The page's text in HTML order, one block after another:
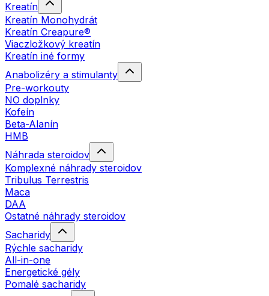
Kreatín
Kreatín Monohydrát
Kreatín Creapure®
Viaczložkový kreatín
Kreatín iné formy
Anabolizéry a stimulanty
Pre-workouty
NO doplnky
Kofeín
Beta-Alanín
HMB
Náhrada steroidov
Komplexné náhrady steroidov
Tribulus Terrestris
Maca
DAA
Ostatné náhrady steroidov
Sacharidy
Rýchle sacharidy
All-in-one
Energetické gély
Pomalé sacharidy